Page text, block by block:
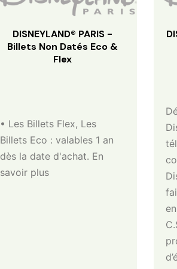
DISNEYLAND® PARIS -
Billets Non Datés Eco &
Flex
• Les Billets Flex, Les
Billets Eco : valables 1 an
dès la date d'achat. En
savoir plus